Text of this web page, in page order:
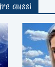
aussi